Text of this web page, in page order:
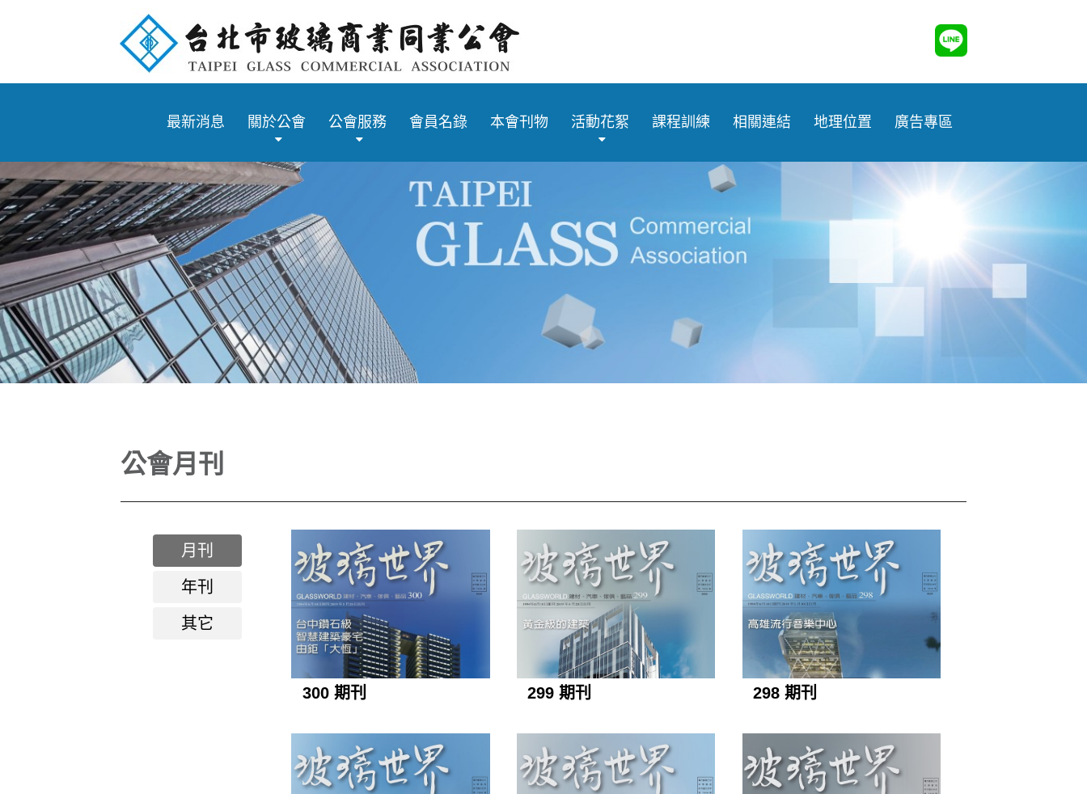
最新消息 關於公會 公會服務 會員名錄 本會刊物 活動花絮 課程訓練 相關連結 地理位置 廣告專區
公會月刊
月刊
年刊
其它
300 期刊 299 期刊 298 期刊